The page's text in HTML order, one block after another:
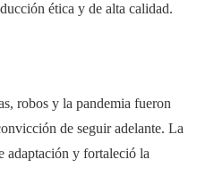
ética y de alta calidad.
robos y la pandemia fueron
de seguir adelante. La
adaptación y fortaleció la